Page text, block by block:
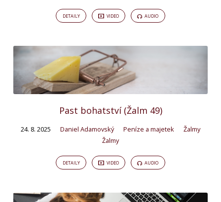
DETAILY VIDEO AUDIO
Past bohatství (Žalm 49)
24. 8. 2025 Daniel Adamovský Peníze a majetek
Žalmy
Žalmy
DETAILY VIDEO AUDIO